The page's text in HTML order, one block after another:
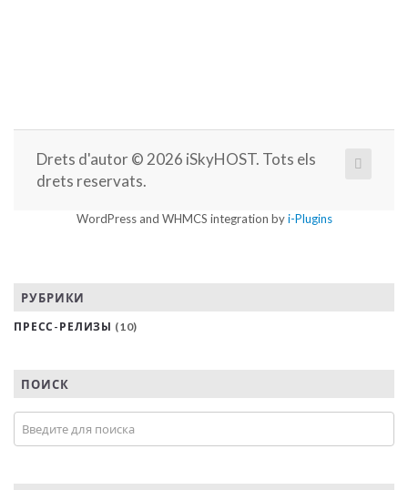
Drets d'autor © 2026 iSkyHOST. Tots els
drets reservats.
WordPress and WHMCS integration byi-Plugins
РУБРИКИ
ПРЕСС-РЕЛИЗЫ (10)
ПОИСК